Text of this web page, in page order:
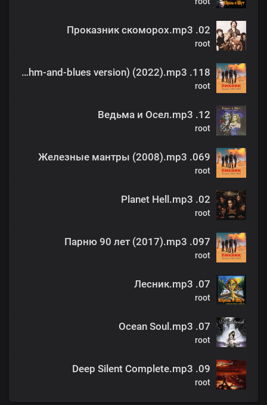
02. Проказник скоморох.mp3
root
118. Всё перевернётся (rhythm-and-blues version) (2022).mp3
root
12. Ведьма и Осел.mp3
root
069. Железные мантры (2008).mp3
root
02. Planet Hell.mp3
root
097. Парню 90 лет (2017).mp3
root
07. Лесник.mp3
root
07. Ocean Soul.mp3
root
09. Deep Silent Complete.mp3
root